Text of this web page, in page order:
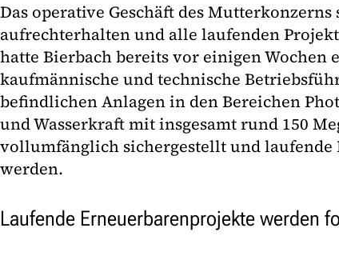
Das operative Geschäft des
aufrechterhalten und alle laufenden
hatte Bierbach bereits vor einigen Wochen
kaufmännische und technische
befindlichen Anlagen in den Bereichen
und Wasserkraft mit insgesamt rund 150
vollumfänglich sichergestellt und
werden.
Laufende Erneuerbarenprojekte werden